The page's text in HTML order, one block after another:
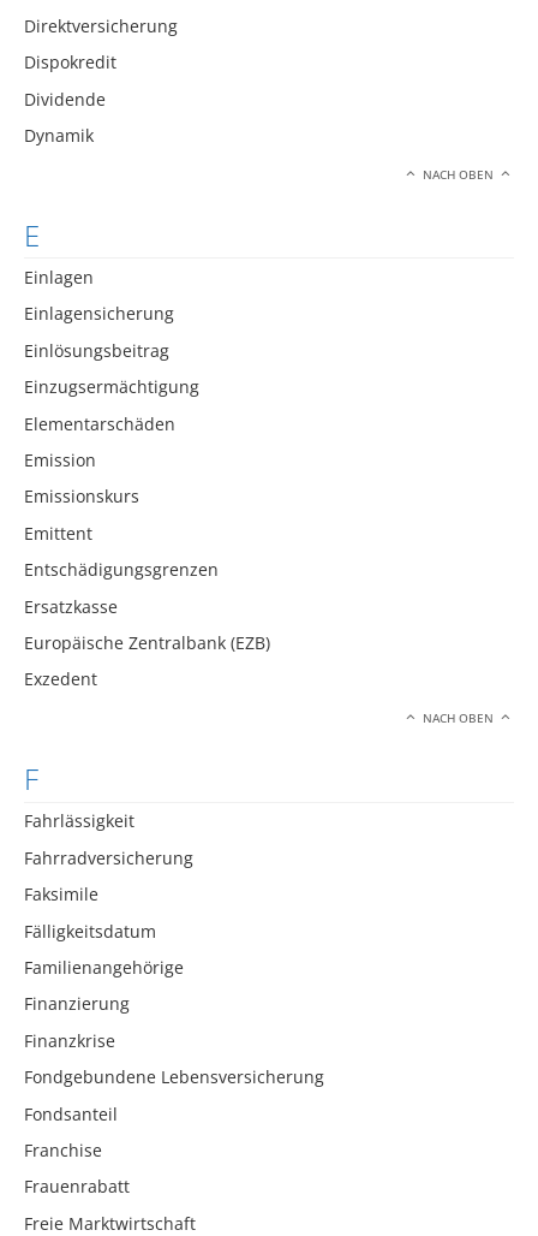
Direktversicherung
Dispokredit
Dividende
Dynamik
NACH OBEN
E
Einlagen
Einlagensicherung
Einlösungsbeitrag
Einzugsermächtigung
Elementarschäden
Emission
Emissionskurs
Emittent
Entschädigungsgrenzen
Ersatzkasse
Europäische Zentralbank (EZB)
Exzedent
NACH OBEN
F
Fahrlässigkeit
Fahrradversicherung
Faksimile
Fälligkeitsdatum
Familienangehörige
Finanzierung
Finanzkrise
Fondgebundene Lebensversicherung
Fondsanteil
Franchise
Frauenrabatt
Freie Marktwirtschaft